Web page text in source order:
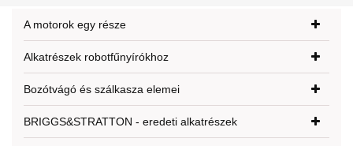
A motorok egy része
Alkatrészek robotfűnyírókhoz
Bozótvágó és szálkasza elemei
BRIGGS&STRATTON - eredeti alkatrészek